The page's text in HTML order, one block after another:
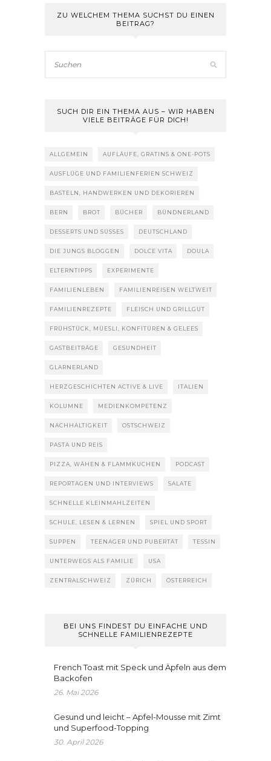
ZU WELCHEM THEMA SUCHST DU EINEN
BEITRAG?
SUCH DIR EIN THEMA AUS – WIR HABEN
VIELE BEITRÄGE FÜR DICH!
ALLGEMEIN AUFLÄUFE, GRATINS & ONE-POTS
AUSFLÜGE UND FAMILIENFERIEN SCHWEIZ
BASTELN, HANDWERKEN UND DEKORIEREN
BERN BROT BÜCHER BÜNDNERLAND
DESSERTS UND SÜSSES DEUTSCHLAND
DIE JUNGS BLOGGEN DOLCE VITA DOULA
ELTERNTIPPS EXPERIMENTE
FAMILIENLEBEN FAMILIENREISEN WELTWEIT
FAMILIENREZEPTE FLEISCH UND GRILLGUT
FRÜHSTÜCK, MÜESLI, KONFITÜREN & GELEES
GASTBEITRÄGE GESUNDHEIT
GLARNERLAND
HERZGESCHICHTEN ACTIVE & LIVE ITALIEN
KOLUMNE MEDIENKOMPETENZ
NACHHALTIGKEIT OSTSCHWEIZ
PASTA UND REIS
PIZZA, WÄHEN & FLAMMKUCHEN PODCAST
REPORTAGEN UND INTERVIEWS SALATE
SCHNELLE KLEINMAHLZEITEN
SCHULE, LESEN & LERNEN SPIEL UND SPORT
SUPPEN TEENAGER UND PUBERTÄT TESSIN
UNTERWEGS ALS FAMILIE USA
ZENTRALSCHWEIZ ZÜRICH ÖSTERREICH
BEI UNS FINDEST DU EINFACHE UND
SCHNELLE FAMILIENREZEPTE
French Toast mit Speck und Äpfeln aus dem
Backofen
26. Mai 2026
Gesund und leicht – Apfel-Mousse mit Zimt
und Superfood-Topping
30. April 2026